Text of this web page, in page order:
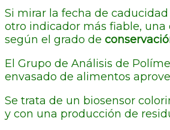
Si mirar la fecha de caducidad
otro indicador más fiable, una
según el grado de
El Grupo de Análisis de
envasado de alimentos
Se trata de un biosensor
y con una producción de